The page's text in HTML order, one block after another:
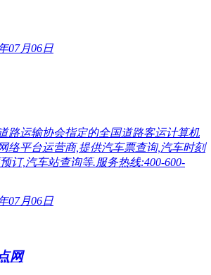
07月06日
路运输协会指定的全国道路客运计算机
络平台运营商,提供汽车票查询,汽车时刻
订,汽车站查询等.服务热线:400-600-
07月06日
网